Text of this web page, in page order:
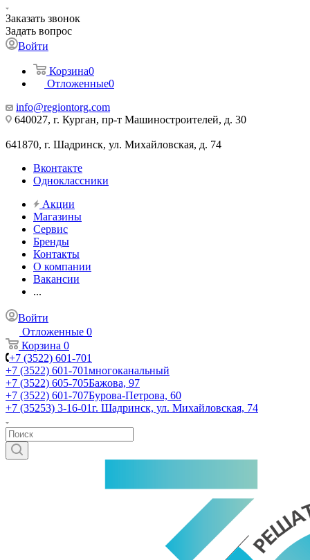
Заказать звонок
Задать вопрос
Войти
Корзина0
Отложенные0
info@regiontorg.com
640027, г. Курган, пр-т Машиностроителей, д. 30
641870, г. Шадринск, ул. Михайловская, д. 74
Вконтакте
Одноклассники
Акции
Магазины
Сервис
Бренды
Контакты
О компании
Вакансии
...
Войти
Отложенные 0
Корзина 0
+7 (3522) 601-701
+7 (3522) 601-701многоканальный
+7 (3522) 605-705Бажова, 97
+7 (3522) 601-707Бурова-Петрова, 60
+7 (35253) 3-16-01г. Шадринск, ул. Михайловская, 74